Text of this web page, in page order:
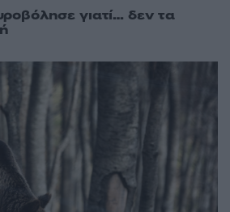
γιατί… δεν τα